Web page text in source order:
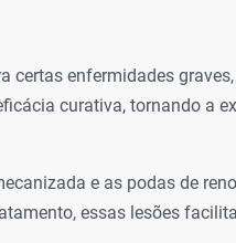
certas enfermidades
curativa, tornando a
e as podas de
essas lesões